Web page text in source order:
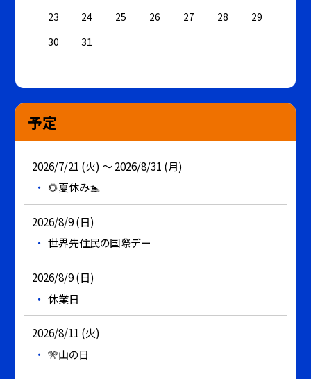
23
24 25 26 27 28
29
30
31
予定
2026/7/21 (火) ～ 2026/8/31 (月)
🌻夏休み🏊
2026/8/9 (日)
世界先住民の国際デー
2026/8/9 (日)
休業日
2026/8/11 (火)
🎌山の日